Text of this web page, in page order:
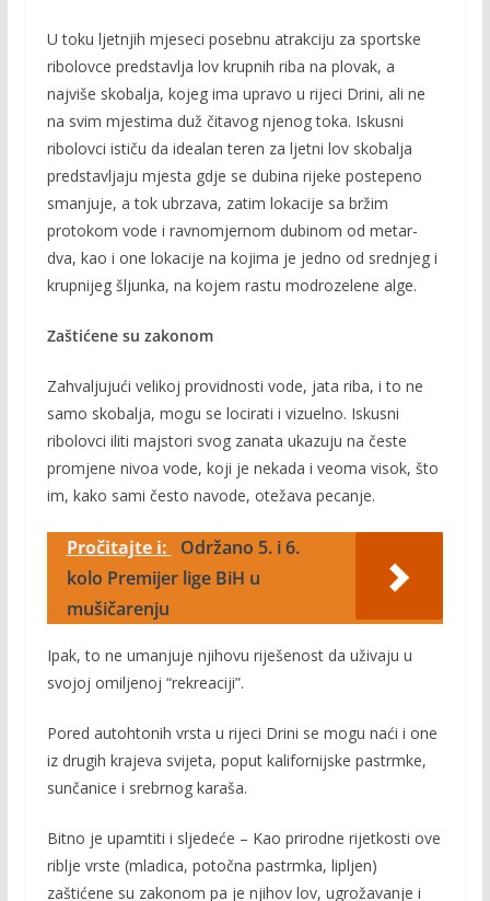
U toku ljetnjih mjeseci posebnu atrakciju za sportske
ribolovce predstavlja lov krupnih riba na plovak, a
najviše skobalja, kojeg ima upravo u rijeci Drini, ali ne
na svim mjestima duž čitavog njenog toka. Iskusni
ribolovci ističu da idealan teren za ljetni lov skobalja
predstavljaju mjesta gdje se dubina rijeke postepeno
smanjuje, a tok ubrzava, zatim lokacije sa bržim
protokom vode i ravnomjernom dubinom od metar-
dva, kao i one lokacije na kojima je jedno od srednjeg i
krupnijeg šljunka, na kojem rastu modrozelene alge.
Zaštićene su zakonom
Zahvaljujući velikoj providnosti vode, jata riba, i to ne
samo skobalja, mogu se locirati i vizuelno. Iskusni
ribolovci iliti majstori svog zanata ukazuju na česte
promjene nivoa vode, koji je nekada i veoma visok, što
im, kako sami često navode, otežava pecanje.
Pročitajte i:
Održano 5. i 6.
kolo Premijer lige BiH u
mušičarenju
Ipak, to ne umanjuje njihovu riješenost da uživaju u
svojoj omiljenoj “rekreaciji”.
Pored autohtonih vrsta u rijeci Drini se mogu naći i one
iz drugih krajeva svijeta, poput kalifornijske pastrmke,
sunčanice i srebrnog karaša.
Bitno je upamtiti i sljedeće – Kao prirodne rijetkosti ove
riblje vrste (mladica, potočna pastrmka, lipljen)
zaštićene su zakonom pa je njihov lov, ugrožavanje i